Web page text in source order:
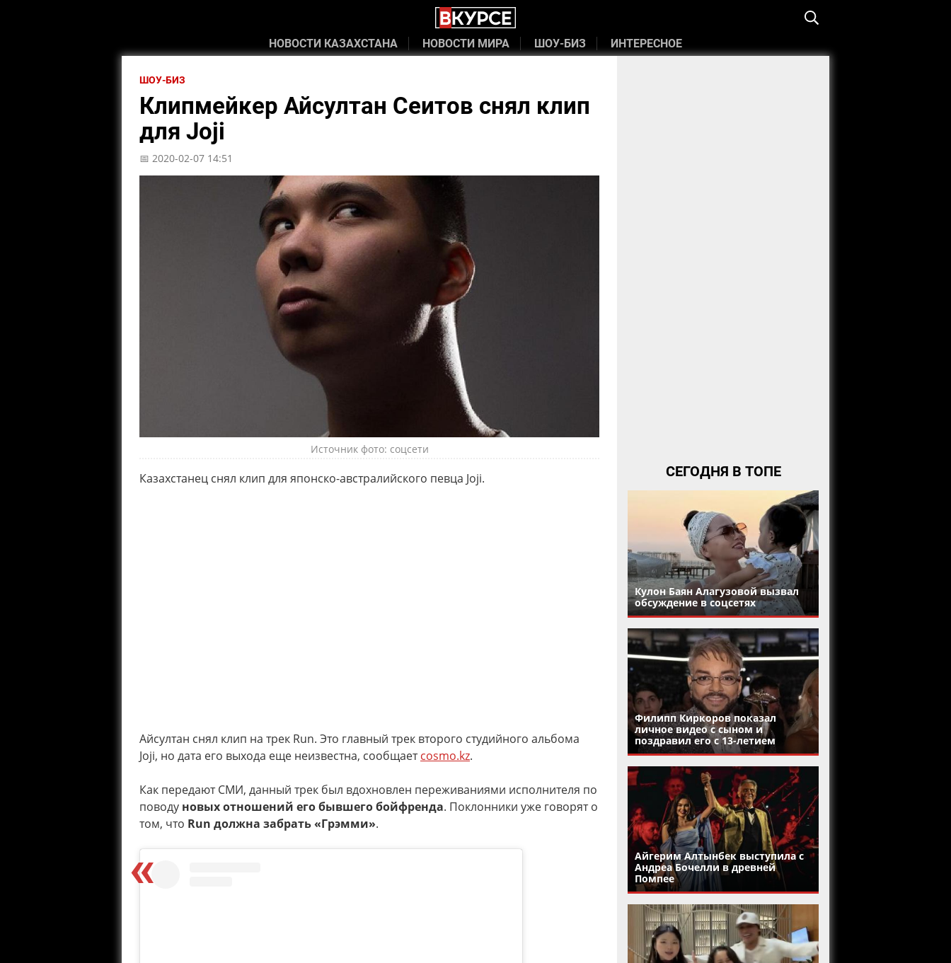
НОВОСТИ КАЗАХСТАНА НОВОСТИ МИРА ШОУ-БИЗ ИНТЕРЕСНОЕ
ШОУ-БИЗ
Клипмейкер Айсултан Сеитов снял клип
для Joji
📅 2020-02-07 14:51
Источник фото: соцсети
Казахстанец снял клип для японско-австралийского певца Joji.
Айсултан снял клип на трек Run. Это главный трек второго студийного альбома
Joji, но дата его выхода еще неизвестна, сообщаетcosmo.kz.
Как передают СМИ, данный трек был вдохновлен переживаниями исполнителя по
поводу новых отношений его бывшего бойфренда. Поклонники уже говорят о
том, что Run должна забрать «Грэмми».
СЕГОДНЯ В ТОПЕ
Кулон Баян Алагузовой вызвал
обсуждение в соцсетях
Филипп Киркоров показал
личное видео с сыном и
поздравил его с 13-летием
Айгерим Алтынбек выступила с
Андреа Бочелли в древней
Помпее